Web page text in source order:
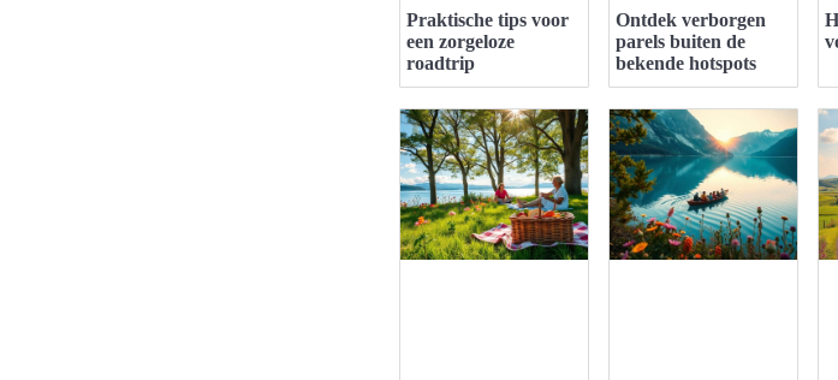
Praktische tips voor
een zorgeloze
roadtrip
Ontdek verborgen
parels buiten de
bekende hotspots